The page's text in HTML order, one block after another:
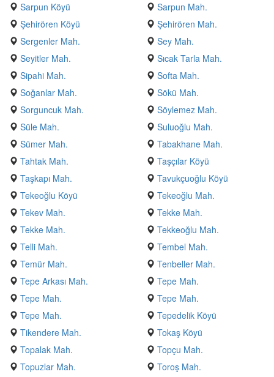
Sarpun Köyü
Sarpun Mah.
Şehirören Köyü
Şehirören Mah.
Sergenler Mah.
Sey Mah.
Seyitler Mah.
Sıcak Tarla Mah.
Sipahi Mah.
Softa Mah.
Soğanlar Mah.
Sökü Mah.
Sorguncuk Mah.
Söylemez Mah.
Süle Mah.
Suluoğlu Mah.
Sümer Mah.
Tabakhane Mah.
Tahtak Mah.
Taşçılar Köyü
Taşkapı Mah.
Tavukçuoğlu Köyü
Tekeoğlu Köyü
Tekeoğlu Mah.
Tekev Mah.
Tekke Mah.
Tekke Mah.
Tekkeoğlu Mah.
Telli Mah.
Tembel Mah.
Temür Mah.
Tenbeller Mah.
Tepe Arkası Mah.
Tepe Mah.
Tepe Mah.
Tepe Mah.
Tepe Mah.
Tepedelik Köyü
Tikendere Mah.
Tokaş Köyü
Topalak Mah.
Topçu Mah.
Topuzlar Mah.
Toroş Mah.